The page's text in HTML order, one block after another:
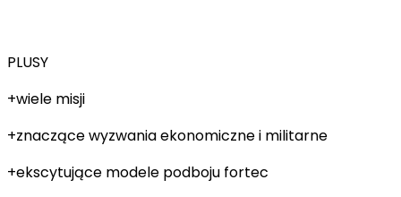
PLUSY
+wiele misji
+znaczące wyzwania ekonomiczne i militarne
+ekscytujące modele podboju fortec